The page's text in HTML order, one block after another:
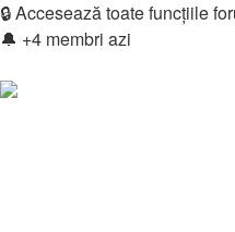
🔒 Accesează toate funcțiile
🔔 +4 membri azi